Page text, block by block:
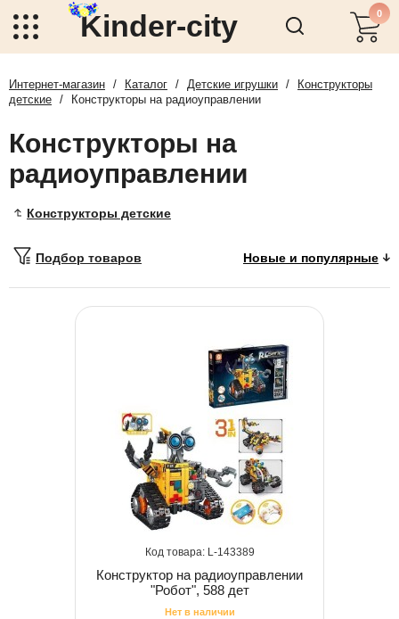
Kinder-city 0
Интернет-магазин / Каталог / Детские игрушки /
Конструкторы
детские / Конструкторы на радиоуправлении
Конструкторы на
радиоуправлении
Конструкторы детские
Подбор товаров
143389
Конструктор на радиоуправлении
"Робот", 588 дет